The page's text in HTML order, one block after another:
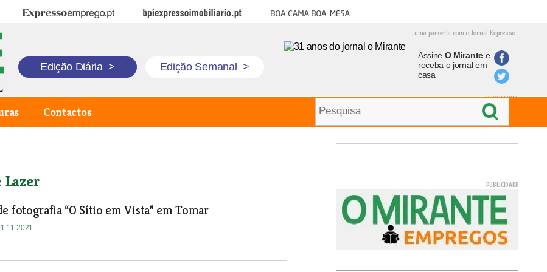
Expresso Emprego BPI Expresso Imobiliário Boa cama boa mesa
uma parceria com o Jornal Expresso
Edição Diária > Edição Semanal >
Assine O Mirantee
receba o jornal em
casa
Contactos
Lazer
fotografia “O Sítio em Vista” em Tomar
11-2021